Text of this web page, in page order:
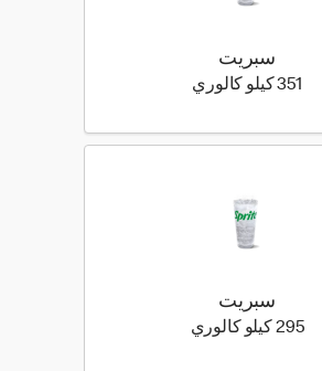
سبريت
351 كيلو كالوري 351 كيلو سعرة حرارية
سبريت
295 كيلو كالوري